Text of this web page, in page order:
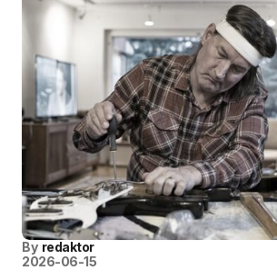
By redaktor
2026-06-15